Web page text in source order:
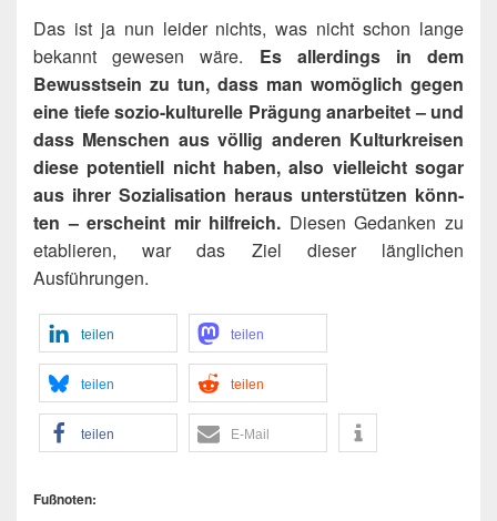
Das ist ja nun lei­der nichts, was nicht schon lan­ge
bekannt gewe­sen wäre. Es aller­dings in dem
Bewusst­sein zu tun, dass man womög­lich gegen
eine tie­fe sozio-kul­tu­rel­le Prä­gung anar­bei­tet – und
dass Men­schen aus völ­lig ande­ren Kul­tur­krei­sen
die­se poten­ti­ell nicht haben, also viel­leicht sogar
aus ihrer Sozia­li­sa­ti­on her­aus unter­stüt­zen könn­
ten – erscheint mir hilf­reich. Die­sen Gedan­ken zu
eta­blie­ren, war das Ziel die­ser läng­li­chen
Ausführungen.
tei­len tei­len
tei­len tei­len
tei­len E‑Mail
Fuß­no­ten: